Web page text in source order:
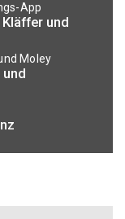
App
und
Moley